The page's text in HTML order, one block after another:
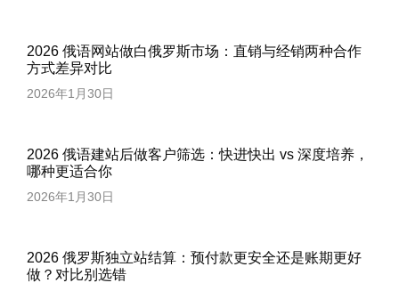
2026 俄语网站做白俄罗斯市场：直销与经销两种合作
方式差异对比
2026年1月30日
2026 俄语建站后做客户筛选：快进快出 vs 深度培养，
哪种更适合你
2026年1月30日
2026 俄罗斯独立站结算：预付款更安全还是账期更好
做？对比别选错